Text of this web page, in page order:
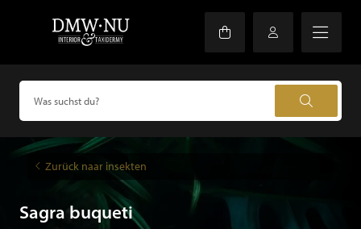
Zurück naar insekten
Sagra buqueti